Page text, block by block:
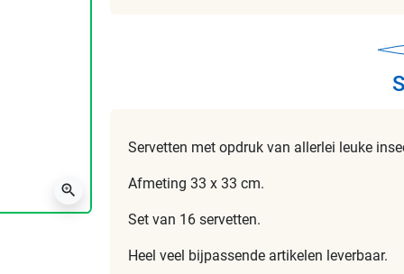
zoom_in
Servetten met opdruk van allerlei leuke
Afmeting 33 x 33 cm.
Set van 16 servetten.
Heel veel bijpassende artikelen leverbaar.